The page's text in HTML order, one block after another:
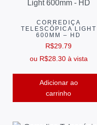
CORREDIÇA
TELESCÓPICA LIGHT
600MM – HD
R$29.79
ou R$28.30 à vista
Adicionar ao
carrinho